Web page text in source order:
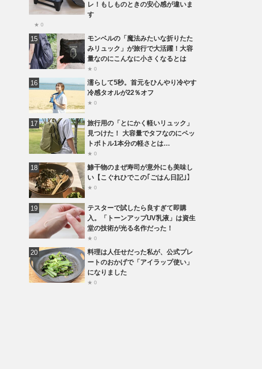
レ！もしものときの安心感が違いま
す
★ 0
モンベルの「魔法みたいな折りたた
みリュック」が旅行で大活躍！大容
量なのにこんなに小さくなるとは
★ 0
濡らして5秒。首元をひんやり冷やす
冷感タオルが22％オフ
★ 0
旅行用の「とにかく軽いリュック」
見つけた！ 大容量でタフなのにペッ
トボトル1本分の軽さとは…
★ 0
鯵干物のまぜ寿司が意外にも美味し
い【こぐれひでこの｢ごはん日記｣】
★ 0
テスターで試したら良すぎて即購
入。「トーンアップUV乳液」は資生
堂の技術が光る名作だった！
★ 0
料理は人任せだった私が、公式プレ
ートのおかげで「アイラップ使い」
になりました
★ 0